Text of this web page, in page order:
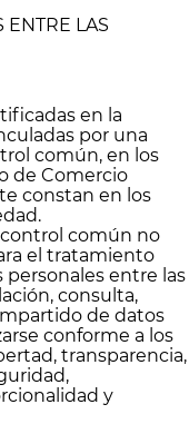
ENTRE LAS
en la
por una
común, en los
de Comercio
constan en los
común no
el tratamiento
entre las
consulta,
de datos
conforme a los
transparencia,
y